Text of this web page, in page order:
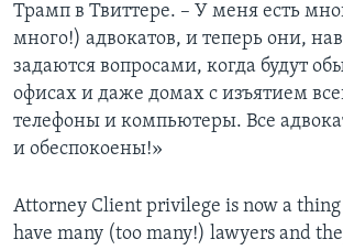
Трамп в Твиттере. – У меня есть
много!) адвокатов, и теперь они,
задаются вопросами, когда будут
офисах и даже домах с изъятием
телефоны и компьютеры. Все
и обеспокоены!»
Attorney Client privilege is now a
have many (too many!) lawyers and